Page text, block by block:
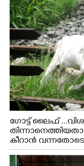
ഗോട്ട് ലൈഫ്
കീറാൻ
വേണ്ടിയായി
നിന്നുള്ള കാഴ്ച